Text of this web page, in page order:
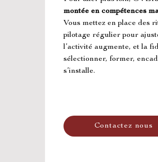
montée en compétences
Vous mettez en place des
pilotage régulier pour
l’activité augmente, et la
sélectionner, former,
s’installe.
Contactez nous